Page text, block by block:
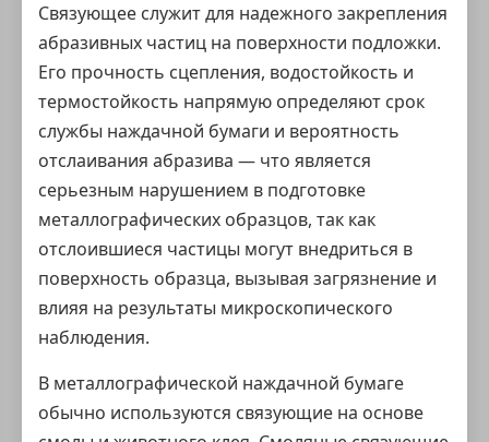
Связующее служит для надежного закрепления
абразивных частиц на поверхности подложки.
Его прочность сцепления, водостойкость и
термостойкость напрямую определяют срок
службы наждачной бумаги и вероятность
отслаивания абразива — что является
серьезным нарушением в подготовке
металлографических образцов, так как
отслоившиеся частицы могут внедриться в
поверхность образца, вызывая загрязнение и
влияя на результаты микроскопического
наблюдения.
В металлографической наждачной бумаге
обычно используются связующие на основе